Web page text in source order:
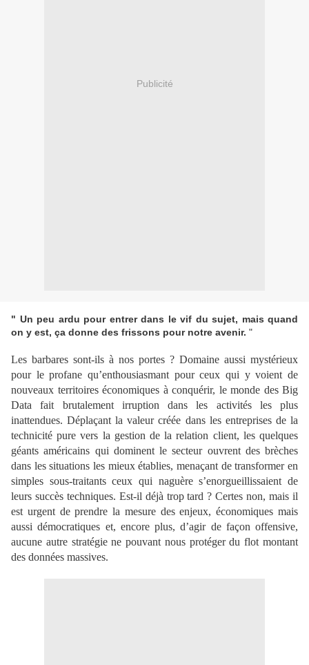
Publicité
" Un peu ardu pour entrer dans le vif du sujet, mais quand
on y est, ça donne des frissons pour notre avenir. "
Les barbares sont-ils à nos portes ? Domaine aussi mystérieux
pour le profane qu’enthousiasmant pour ceux qui y voient de
nouveaux territoires économiques à conquérir, le monde des Big
Data fait brutalement irruption dans les activités les plus
inattendues. Déplaçant la valeur créée dans les entreprises de la
technicité pure vers la gestion de la relation client, les quelques
géants américains qui dominent le secteur ouvrent des brèches
dans les situations les mieux établies, menaçant de transformer en
simples sous-traitants ceux qui naguère s’enorgueillissaient de
leurs succès techniques. Est-il déjà trop tard ? Certes non, mais il
est urgent de prendre la mesure des enjeux, économiques mais
aussi démocratiques et, encore plus, d’agir de façon offensive,
aucune autre stratégie ne pouvant nous protéger du flot montant
des données massives.